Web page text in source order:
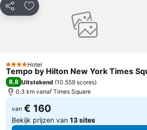
Lower East Side
West Village
Macy's
East Village
Little Italy
Brooklyn
The Bronx
Delen Toevoegen aan favorieten
4 SterrenHotel
Tempo by Hilton New York Times
8,8 Uitstekend (10.559 scores)
0.3 km vanaf Times Square
van € 160
Bekijk prijzen van 13 sites